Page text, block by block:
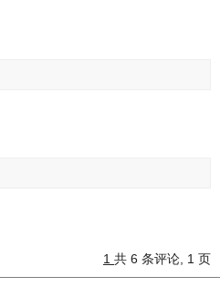
1 共 6 条评论, 1 页